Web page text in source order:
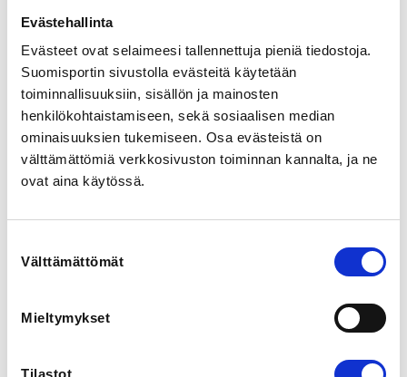
Evästehallinta
Evästeet ovat selaimeesi tallennettuja pieniä tiedostoja.
Suomisportin sivustolla evästeitä käytetään
toiminnallisuuksiin, sisällön ja mainosten
henkilökohtaistamiseen, sekä sosiaalisen median
ominaisuuksien tukemiseen. Osa evästeistä on
välttämättömiä verkkosivuston toiminnan kannalta, ja ne
ovat aina käytössä.
valinta
Välttämättömät
Mieltymykset
Tilastot
Lahti
Purjehdus, Veneily
REGISTRATION PERIOD
Pepe Korteniemi
Maksuttomat lasten ja nuorten lajikokeilut ovat yksi